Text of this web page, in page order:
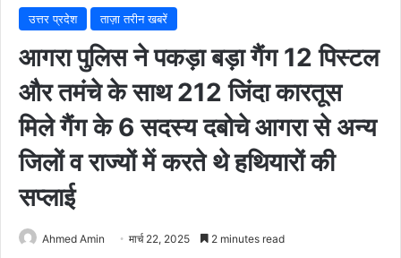
उत्तर प्रदेश ताज़ा तरीन खबरें
आगरा पुलिस ने पकड़ा बड़ा गैंग 12 पिस्टल
और तमंचे के साथ 212 जिंदा कारतूस
मिले गैंग के 6 सदस्य दबोचे आगरा से अन्य
जिलों व राज्यों में करते थे हथियारों की
सप्लाई
Ahmed Amin मार्च 22, 2025 2 minutes read